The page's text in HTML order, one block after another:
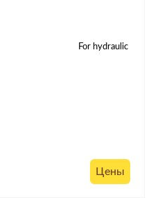
For hydraulic
Цены